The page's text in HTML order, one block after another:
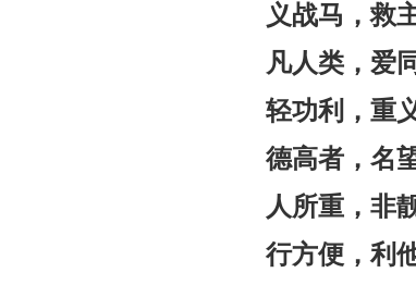
义战马，救
凡人类，爱
轻功利，重
德高者，名
人所重，非
行方便，利